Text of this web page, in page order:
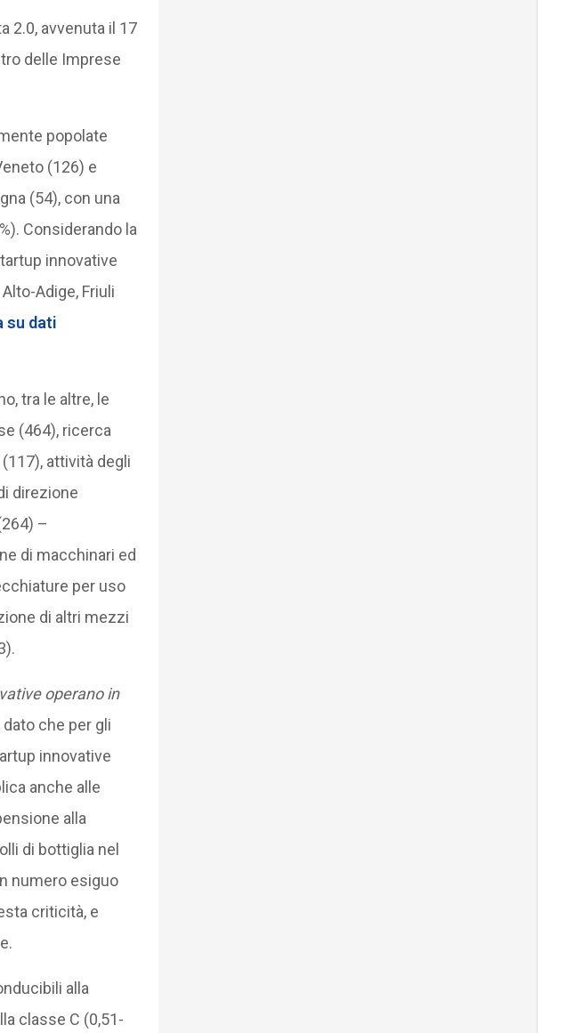
2.0, avvenuta il 17
delle Imprese
popolate
(126) e
(54), con una
Considerando la
innovative
Adige, Friuli
su dati
tra le altre, le
(464), ricerca
attività degli
direzione
–
di macchinari ed
per uso
di altri mezzi
operano in
che per gli
innovative
anche alle
alla
di bottiglia nel
numero esiguo
criticità, e
alla
classe C (0,51-